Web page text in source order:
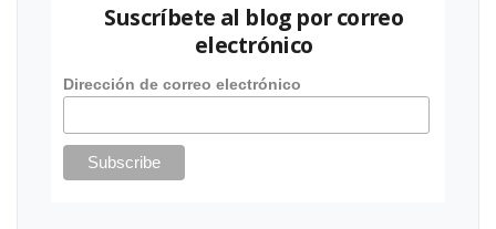
Suscríbete al blog por correo
electrónico
Dirección de correo electrónico